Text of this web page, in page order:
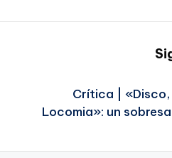
Crítica | «Disco,
Locomia»: un